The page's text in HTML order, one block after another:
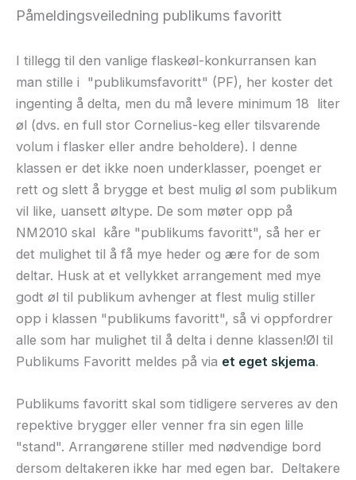
Påmeldingsveiledning publikums favoritt
I tillegg til den vanlige flaskeøl-konkurransen kan
man stille i "publikumsfavoritt" (PF), her koster det
ingenting å delta, men du må levere minimum 18 liter
øl (dvs. en full stor Cornelius-keg eller tilsvarende
volum i flasker eller andre beholdere). I denne
klassen er det ikke noen underklasser, poenget er
rett og slett å brygge et best mulig øl som publikum
vil like, uansett øltype. De som møter opp på
NM2010 skal kåre "publikums favoritt", så her er
det mulighet til å få mye heder og ære for de som
deltar. Husk at et vellykket arrangement med mye
godt øl til publikum avhenger at flest mulig stiller
opp i klassen "publikums favoritt", så vi oppfordrer
alle som har mulighet til å delta i denne klassen!Øl til
Publikums Favoritt meldes på via et eget skjema.
Publikums favoritt skal som tidligere serveres av den
repektive brygger eller venner fra sin egen lille
"stand". Arrangørene stiller med nødvendige bord
dersom deltakeren ikke har med egen bar. Deltakere